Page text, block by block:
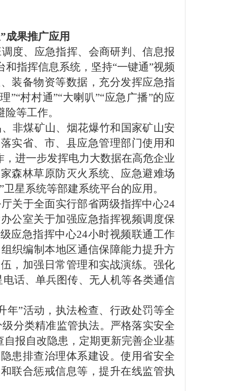
成果推广应用
度、应急指挥、会商研判、信息报
和指挥信息系统，坚持“一键通”视频
装备物资等数据，充分发挥应急指
”“村村通”“大喇叭”“应急广播”的应
等工作。
非煤矿山、烟花爆竹和国家矿山安
实省、市、县应急管理部门使用和
，进一步发挥电力大数据在高危企业
森林草原防灭火系统、应急避难场
星系统等部建系统平台的应用。
关于全面实行部省两级指挥中心24
公室关于加强应急指挥视频调度保
应急指挥中心24小时视频联通工作
织编制本地区通信保障能力提升方
，加强日常管理和实战演练。 强化
话、单兵图传、无人机等各类通信
年”活动，执法检查、行政处罚等全
分类精准监管执法。严格落实安全
报自改隐患，定期更新完善企业基
患排查治理体系建设。使用省安全
联合惩戒信息等，提升在线监管执